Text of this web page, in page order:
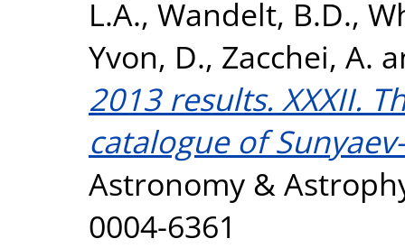
L.A., Wandelt, B.D.,
Yvon, D., Zacchei, A.
2013 results. XXXII.
catalogue of
Astronomy &
0004-6361